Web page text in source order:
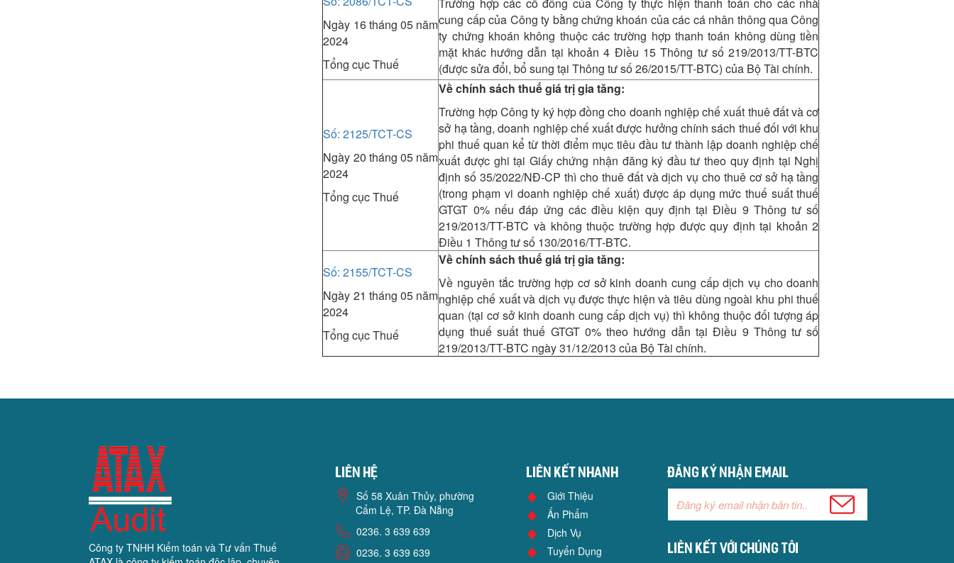
Ngày 16 tháng 05 năm
2024
Tổng cục Thuế
Trường hợp các cổ đông của Công ty thực hiện thanh toán cho các nhà
cung cấp của Công ty bằng chứng khoán của các cá nhân thông qua Công
ty chứng khoán không thuộc các trường hợp thanh toán không dùng tiền
mặt khác hướng dẫn tại khoản 4 Điều 15 Thông tư số 219/2013/TT-BTC
(được sửa đổi, bổ sung tại Thông tư số 26/2015/TT-BTC) của Bộ Tài chính.
Số: 2125/TCT-CS
Ngày 20 tháng 05 năm
2024
Tổng cục Thuế
Về chính sách thuế giá trị gia tăng:
Trường hợp Công ty ký hợp đồng cho doanh nghiệp chế xuất thuê đất và cơ
sở hạ tầng, doanh nghiệp chế xuất được hưởng chính sách thuế đối với khu
phi thuế quan kể từ thời điểm mục tiêu đầu tư thành lập doanh nghiệp chế
xuất được ghi tại Giấy chứng nhận đăng ký đầu tư theo quy định tại Nghị
định số 35/2022/NĐ-CP thì cho thuê đất và dịch vụ cho thuê cơ sở hạ tầng
(trong phạm vi doanh nghiệp chế xuất) được áp dụng mức thuế suất thuế
GTGT 0% nếu đáp ứng các điều kiện quy định tại Điều 9 Thông tư số
219/2013/TT-BTC và không thuộc trường hợp được quy định tại khoản 2
Điều 1 Thông tư số 130/2016/TT-BTC.
Số: 2155/TCT-CS
Ngày 21 tháng 05 năm
2024
Tổng cục Thuế
Về chính sách thuế giá trị gia tăng:
Về nguyên tắc trường hợp cơ sở kinh doanh cung cấp dịch vụ cho doanh
nghiệp chế xuất và dịch vụ được thực hiện và tiêu dùng ngoài khu phi thuế
quan (tại cơ sở kinh doanh cung cấp dịch vụ) thì không thuộc đối tượng áp
dụng thuế suất thuế GTGT 0% theo hướng dẫn tại Điều 9 Thông tư số
219/2013/TT-BTC ngày 31/12/2013 của Bộ Tài chính.
Công ty TNHH Kiểm toán và Tư vấn Thuế
Liên hệ
Số 58 Xuân Thủy, phường
Cẩm Lệ, TP. Đà Nẵng
0236. 3 639 639
0236. 3 639 639
Liên kết nhanh
Giới Thiệu
Ấn Phẩm
Dịch Vụ
Tuyển Dụng
Đăng ký nhận email
Liên kết với chúng tôi